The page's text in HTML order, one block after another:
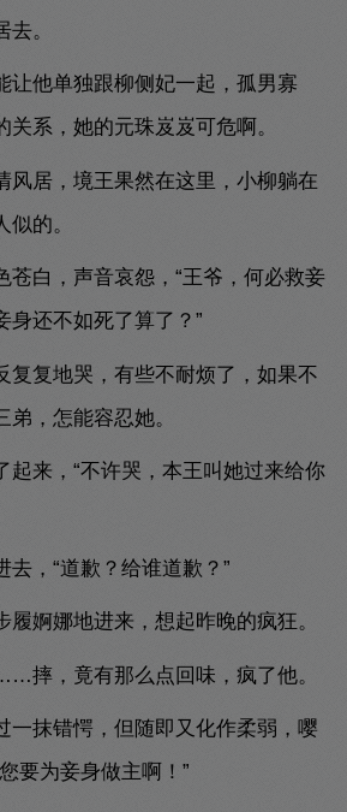
。
让他单独跟柳侧妃一起，孤男寡
系，她的元珠岌岌可危啊。
风居，境王果然在这里，小柳躺在
的。
苍白，声音哀怨，“王爷，何必救妾
身还不如死了算了？”
复复地哭，有些不耐烦了，如果不
，怎能容忍她。
起来，“不许哭，本王叫她过来给你
去，“道歉？给谁道歉？”
履婀娜地进来，想起昨晚的疯狂。
摔，竟有那么点回味，疯了他。
一抹错愕，但随即又化作柔弱，嘤
要为妾身做主啊！”